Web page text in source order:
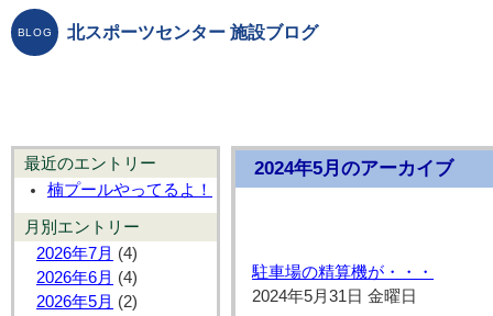
北スポーツセンター 施設ブログ
最近のエントリー
楠プールやってるよ！
月別エントリー
2026年7月 (4)
2026年6月 (4)
2026年5月 (2)
2024年5月のアーカイブ
駐車場の精算機が・・・
2024年5月31日 金曜日